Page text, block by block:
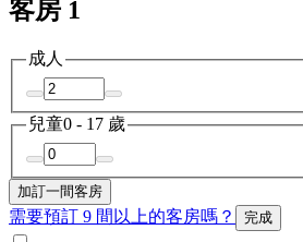
客房 1
成人
兒童0 - 17 歲
加訂一間客房
需要預訂 9 間以上的客房嗎？ 完成